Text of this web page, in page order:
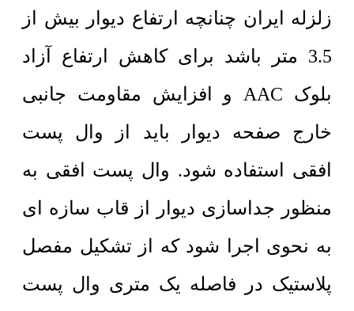
زلزله ایران چنانچه ارتفاع دیوار بیش از
3.5 متر باشد برای کاهش ارتفاع آزاد
بلوک AAC و افزایش مقاومت جانبی
خارج صفحه دیوار باید از وال پست
افقی استفاده شود. وال پست افقی به
منظور جداسازی دیوار از قاب سازه ای
به نحوی اجرا شود که از تشکیل مفصل
پلاستیک در فاصله یک متری وال پست